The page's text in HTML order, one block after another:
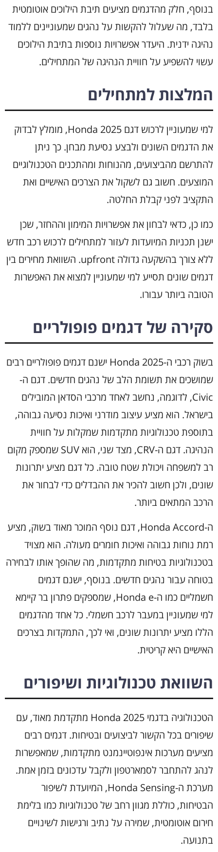
בנוסף, חלק מהדגמים מציעים תיבת הילוכים אוטומטית
בלבד, מה שעלול להקשות על נהגים שמעוניינים ללמוד
נהיגה ידנית. היעדר אפשרויות נוספות בתיבת הילוכים
עשוי להשפיע על חוויית הנהיגה של המתחילים.
המלצות למתחילים
למי שמעוניין לרכוש דגם Honda 2025, מומלץ לבדוק
את הדגמים השונים ולבצע נסיעת מבחן. כך ניתן
להתרשם מהביצועים, מהנוחות ומהתכנים הטכנולוגיים
המוצעים. חשוב גם לשקול את הצרכים האישיים ואת
התקציב לפני קבלת החלטה.
כמו כן, כדאי לבחון את אפשרויות המימון וההחזר, שכן
ישנן תכניות המיועדות לעזור למתחילים לרכוש רכב חדש
ללא צורך בהשקעה גדולה upfront. השוואת מחירים בין
דגמים שונים תסייע למי שמעוניין למצוא את האפשרות
הטובה ביותר עבורו.
סקירה של דגמים פופולריים
בשוק רכבי ה-Honda 2025 ישנם דגמים פופולריים רבים
שמושכים את תשומת הלב של נהגים חדשים. דגם ה-
Civic, לדוגמה, נחשב לאחד מרכבי הסדאן המובילים
בישראל. הוא מציע עיצוב מודרני ואיכות נסיעה גבוהה,
בתוספת טכנולוגיות מתקדמות שמקלות על חוויית
הנהיגה. דגם ה-CRV, מצד שני, הוא SUV שמספק מקום
רב למשפחה ויכולת שטח טובה. כל דגם מציע יתרונות
שונים, ולכן חשוב להכיר את ההבדלים כדי לבחור את
הרכב המתאים ביותר.
ה-Honda Accord, דגם נוסף המוכר מאוד בשוק, מציע
רמת נוחות גבוהה ואיכות חומרים מעולה. הוא מצויד
בטכנולוגיות בטיחות מתקדמות, מה שהופך אותו לבחירה
בטוחה עבור נהגים חדשים. בנוסף, ישנם דגמים
חשמליים כמו ה-Honda e, שמספקים פתרון בר קיימא
למי שמעוניין במעבר לרכב חשמלי. כל אחד מהדגמים
הללו מציע יתרונות שונים, ואי לכך, התמקדות בצרכים
האישיים היא קריטית.
השוואת טכנולוגיות ושיפורים
הטכנולוגיה בדגמי Honda 2025 מתקדמת מאוד, עם
שיפורים בכל הקשור לביצועים ובטיחות. דגמים רבים
מציעים מערכות אינפוטיינמנט מתקדמות, שמאפשרות
לנהג להתחבר לסמארטפון ולקבל עדכונים בזמן אמת.
מערכת ה-Honda Sensing, המיועדת לשיפור
הבטיחות, כוללת מגוון רחב של טכנולוגיות כמו בלימת
חירום אוטומטית, שמירה על נתיב ורגישות לשינויים
בתנועה.